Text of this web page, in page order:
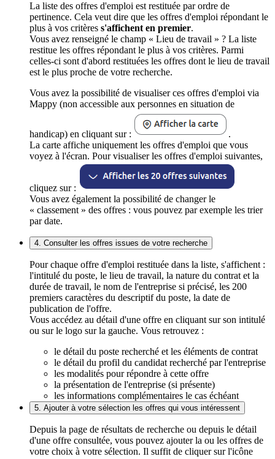
La liste des offres d'emploi est restituée par ordre de
pertinence. Cela veut dire que les offres d'emploi répondant le
plus à vos critères s'affichent en premier.
Vous avez renseigné le champ « Lieu de travail » ? La liste
restitue les offres répondant le plus à vos critères. Parmi
celles-ci sont d'abord restituées les offres dont le lieu de travail
est le plus proche de votre recherche.
Vous avez la possibilité de visualiser ces offres d'emploi via
Mappy (non accessible aux personnes en situation de
handicap) en cliquant sur :
.
La carte affiche uniquement les offres d'emploi que vous
voyez à l'écran. Pour visualiser les offres d'emploi suivantes,
cliquez sur :
Vous avez également la possibilité de changer le
« classement » des offres : vous pouvez par exemple les trier
par date.
4. Consulter les offres issues de votre recherche
Pour chaque offre d'emploi restituée dans la liste, s'affichent :
l'intitulé du poste, le lieu de travail, la nature du contrat et la
durée de travail, le nom de l'entreprise si précisé, les 200
premiers caractères du descriptif du poste, la date de
publication de l'offre.
Vous accédez au détail d'une offre en cliquant sur son intitulé
ou sur le logo sur la gauche. Vous retrouvez :
le détail du poste recherché et les éléments de contrat
le détail du profil du candidat recherché par l'entreprise
les modalités pour répondre à cette offre
la présentation de l'entreprise (si présente)
les informations complémentaires le cas échéant
5. Ajouter à votre sélection les offres qui vous intéressent
Depuis la page de résultats de recherche ou depuis le détail
d'une offre consultée, vous pouvez ajouter la ou les offres de
votre choix à votre sélection. Il suffit de cliquer sur l'icône